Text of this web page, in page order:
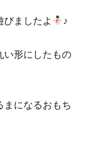
ましたよ ♪
い形にしたもの
まになるおもち